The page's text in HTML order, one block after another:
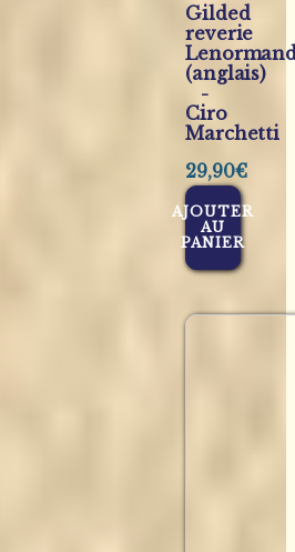
Gilded
reverie
(anglais)
-
Ciro
Marchetti
29,90€
AJOUTER
AU
PANIER